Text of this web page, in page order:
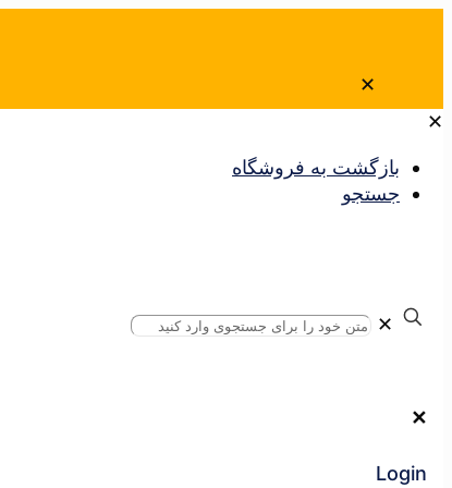
✕
✕
بازگشت به فروشگاه
جستجو
✕
✕
Login